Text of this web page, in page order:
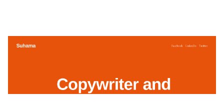
Suhama